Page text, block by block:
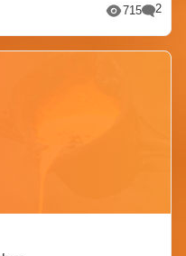
715 2